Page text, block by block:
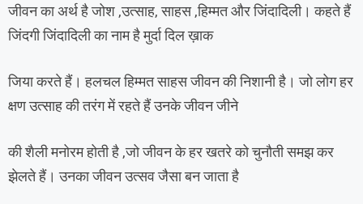
जीवन का अर्थ है जोश ,उत्साह, साहस ,हिम्मत और जिंदादिली। कहते हैं
जिंदगी जिंदादिली का नाम है मुर्दा दिल ख़ाक
जिया करते हैं। हलचल हिम्मत साहस जीवन की निशानी है। जो लोग हर
क्षण उत्साह की तरंग में रहते हैं उनके जीवन जीने
की शैली मनोरम होती है ,जो जीवन के हर खतरे को चुनौती समझ कर
झेलते हैं। उनका जीवन उत्सव जैसा बन जाता है